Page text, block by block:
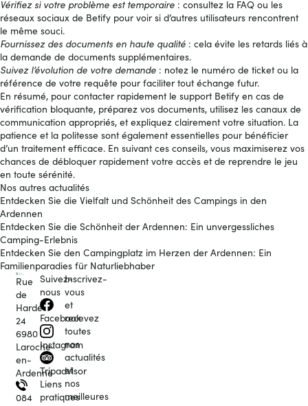
Vérifiez si votre problème est temporaire : consultez la FAQ ou les
réseaux sociaux de Betify pour voir si d’autres utilisateurs rencontrent
le même souci.
Fournissez des documents en haute qualité : cela évite les retards liés à
la demande de documents supplémentaires.
Suivez l’évolution de votre demande : notez le numéro de ticket ou la
référence de votre requête pour faciliter tout échange futur.
En résumé, pour contacter rapidement le support Betify en cas de
vérification bloquante, préparez vos documents, utilisez les canaux de
communication appropriés, et expliquez clairement votre situation. La
patience et la politesse sont également essentielles pour bénéficier
d’un traitement efficace. En suivant ces conseils, vous maximiserez vos
chances de débloquer rapidement votre accès et de reprendre le jeu
en toute sérénité.
Nos autres actualités
Entdecken Sie die Vielfalt und Schönheit des Campings in den
Ardennen
Entdecken Sie die Schönheit der Ardennen: Ein unvergessliches
Camping-Erlebnis
Entdecken Sie den Campingplatz im Herzen der Ardennen: Ein
Familienparadies für Naturliebhaber
Rue
de
Hardé
24
6980
Laroche-
en-
Ardenne
084
Suivez-
nous
Facebook
Instagram
Tripadvisor
Liens
pratiques
Inscrivez-
vous
et
recevez
toutes
nos
actualités
et
nos
meilleures